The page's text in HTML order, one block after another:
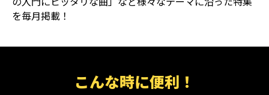
を毎月掲載！
こんな時に便利！